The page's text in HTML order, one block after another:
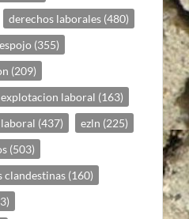
derechos laborales (480)
(355)
(209)
explotacion laboral (163)
(437) ezln (225)
(503)
clandestinas (160)